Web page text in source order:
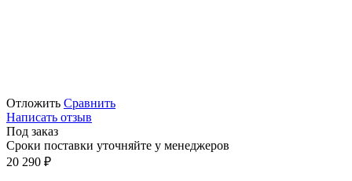
Отложить Сравнить
Написать отзыв
Под заказ
Сроки поставки уточняйте у менеджеров
20 290 ₽